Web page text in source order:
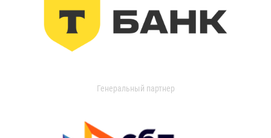
Генеральный партнер